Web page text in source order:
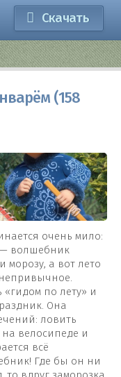
Скачать
(158
очень мило:
— волшебник
морозу, а вот лето
по лету» и
Она
ловить
на велосипеде и
всё
Где бы он ни